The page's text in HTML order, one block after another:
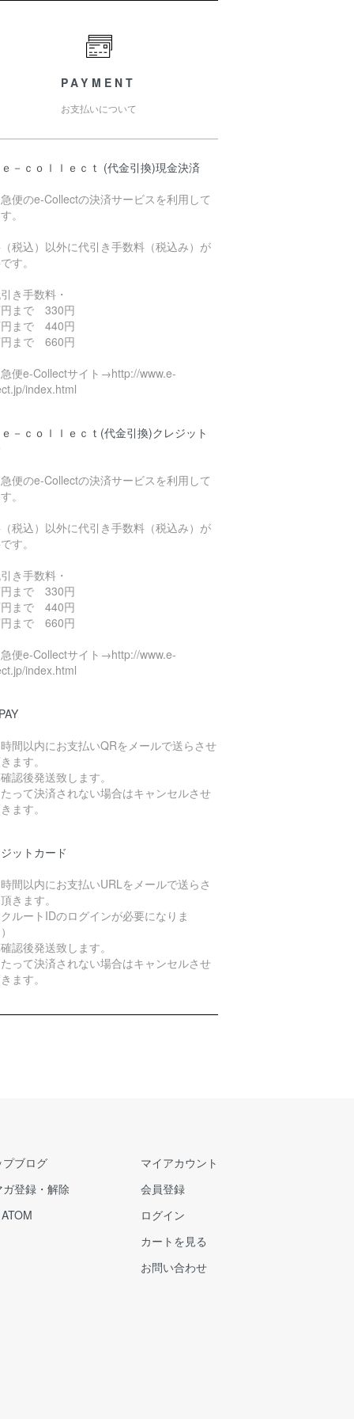
PAYMENT
お支払いについて
－ｃｏｌｌｅｃｔ (代金引換)現金決済
便のe-Collectの決済サービスを利用して
。
税込）以外に代引き手数料（税込み）が
す。
引き手数料・
まで 330円
円まで 440円
まで 660円
便e-Collectサイト→http://www.e-
index.html
－ｃｏｌｌｅｃｔ(代金引換)クレジット
便のe-Collectの決済サービスを利用して
。
税込）以外に代引き手数料（税込み）が
す。
引き手数料・
まで 330円
円まで 440円
まで 660円
便e-Collectサイト→http://www.e-
index.html
間以内にお支払いQRをメールで送らさせ
ます。
認後発送致します。
たって決済されない場合はキャンセルさせ
ます。
ットカード
間以内にお支払いURLをメールで送らさ
きます。
クルートIDのログインが必要になりま
認後発送致します。
たって決済されない場合はキャンセルさせ
ます。
プブログ
ガ登録・解除
ATOM
マイアカウント
会員登録
ログイン
カートを見る
お問い合わせ